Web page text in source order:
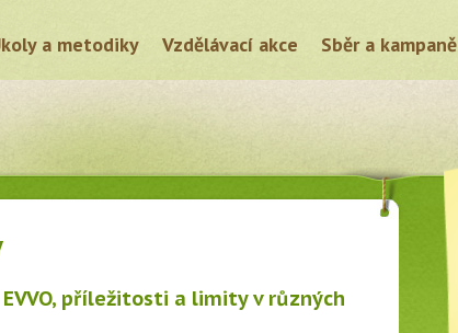
a metodiky Vzdělávací akce Sběr a kampaně
příležitosti a limity v různých